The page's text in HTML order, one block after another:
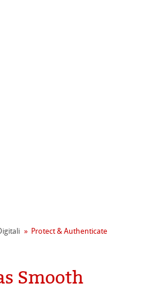
Protect & Authenticate
Smooth